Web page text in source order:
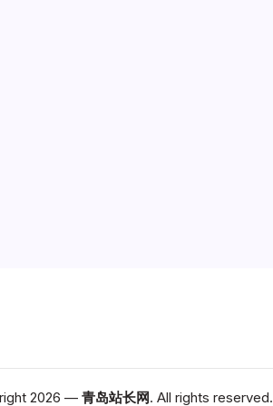
2026 — 青岛站长网. All rights reserved.